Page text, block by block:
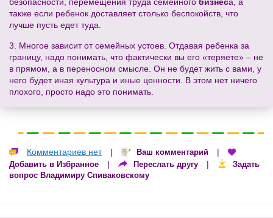
безопасности, перемещения труда семейного бизнеса, а
также если ребенок доставляет столько беспокойств, что
лучше пусть едет туда.
3. Многое зависит от семейных устоев. Отдавая ребенка за
границу, надо понимать, что фактически вы его «теряете» – не
в прямом, а в переносном смысле. Он не будет жить с вами, у
него будет иная культура и иные ценности. В этом нет ничего
плохого, просто надо это понимать.
Комментариев нет | Ваш комментарий |
Добавить в Избранное | Переслать другу |
Задать
вопрос Владимиру Спиваковскому